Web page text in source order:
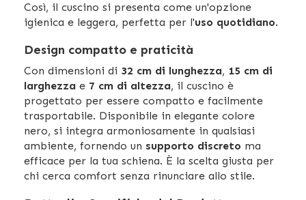
Così, il cuscino si presenta come un'opzione
igienica e leggera, perfetta per l'uso quotidiano.
Design compatto e praticità
Con dimensioni di 32 cm di lunghezza, 15 cm di
larghezza e 7 cm di altezza, il cuscino è
progettato per essere compatto e facilmente
trasportabile. Disponibile in elegante colore
nero, si integra armoniosamente in qualsiasi
ambiente, fornendo un supporto discreto ma
efficace per la tua schiena. È la scelta giusta per
chi cerca comfort senza rinunciare allo stile.